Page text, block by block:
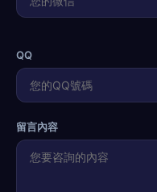
QQ
留言內容